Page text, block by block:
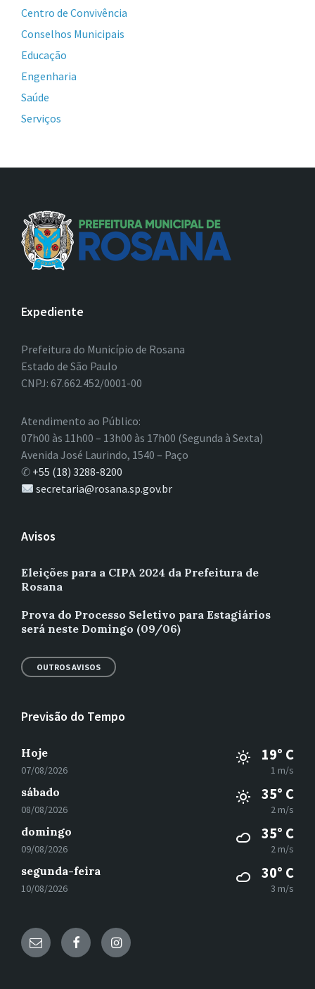
Centro de Convivência
Conselhos Municipais
Educação
Engenharia
Saúde
Serviços
Expediente
Prefeitura do Município de Rosana
Estado de São Paulo
CNPJ: 67.662.452/0001-00
Atendimento ao Público:
07h00 às 11h00 – 13h00 às 17h00 (Segunda à Sexta)
Avenida José Laurindo, 1540 – Paço
✆ +55 (18) 3288-8200
secretaria@rosana.sp.gov.br
Avisos
Eleições para a CIPA 2024 da Prefeitura de
Rosana
Prova do Processo Seletivo para Estagiários
será neste Domingo (09/06)
OUTROS AVISOS
Previsão do Tempo
Hoje
07/08/2026
19° C
1 m/s
sábado
08/08/2026
35° C
2 m/s
domingo
09/08/2026
35° C
2 m/s
segunda-feira
10/08/2026
30° C
3 m/s
E- FacebookInstagram